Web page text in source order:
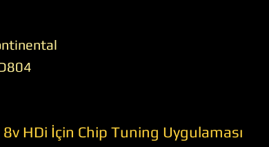
HDi İçin Chip Tuning Uygulaması